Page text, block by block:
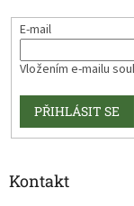
E-mail
Vložením e-mailu
PŘIHLÁSIT SE
Kontakt